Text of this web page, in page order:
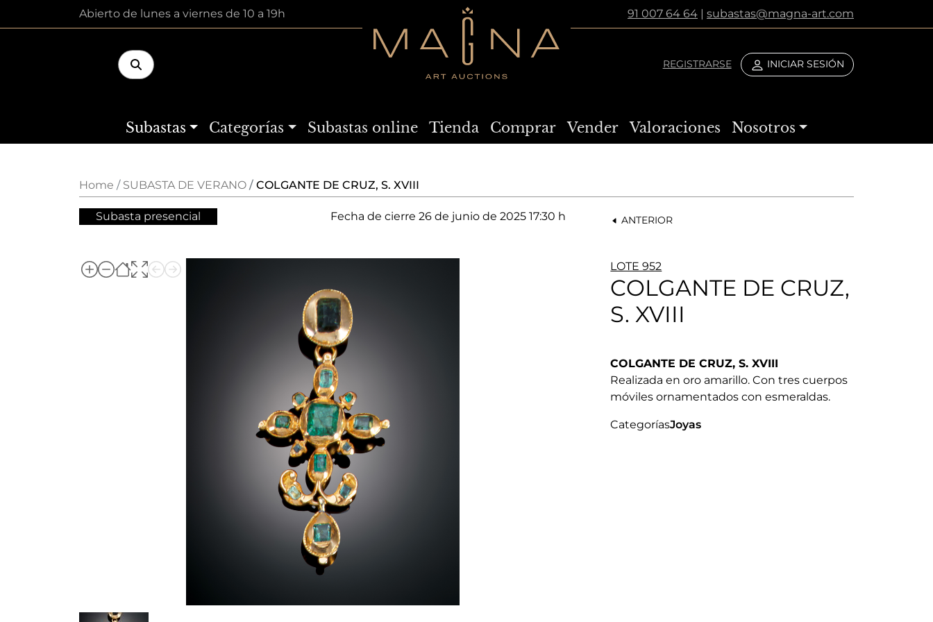
Abierto de lunes a viernes de 10 a 19h 91 007 64 64 | subastas@magna-art.com
REGISTRARSE INICIAR SESIÓN
Subastas Categorías Subastas online Tienda Comprar Vender Valoraciones Nosotros
Home SUBASTA DE VERANO COLGANTE DE CRUZ, S. XVIII
Subasta presencial Fecha de cierre26 de junio de 2025 17:30 h ANTERIOR
LOTE 952
COLGANTE DE CRUZ,
S. XVIII
COLGANTE DE CRUZ, S. XVIII
Realizada en oro amarillo. Con tres cuerpos
móviles ornamentados con esmeraldas.
CategoríasJoyas